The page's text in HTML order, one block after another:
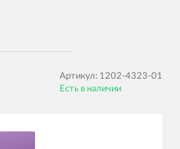
Артикул: 1202-4323-01
Есть в наличии